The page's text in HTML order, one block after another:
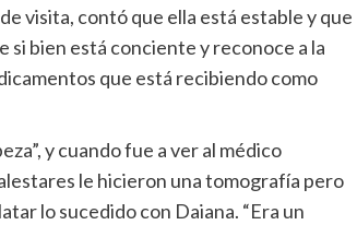
visita, contó que ella está estable y que
si bien está conciente y reconoce a la
que está recibiendo como
y cuando fue a ver al médico
le hicieron una tomografía pero
lo sucedido con Daiana. “Era un